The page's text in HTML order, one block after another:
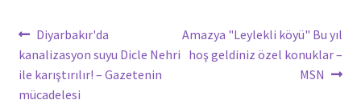
Yazı
gezinmesi
Önceki
yazı:
Diyarbakır'da
kanalizasyon suyu Dicle Nehri
ile karıştırılır! – Gazetenin
mücadelesi
Sonraki
yazı:
Amazya "Leylekli köyü" Bu yıl
hoş geldiniz özel konuklar –
MSN